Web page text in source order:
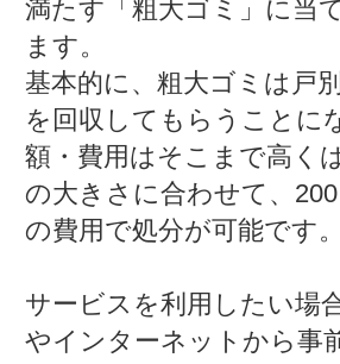
満たす「粗大ゴミ」に当
ます。
基本的に、粗大ゴミは戸
を回収してもらうことに
額・費用はそこまで高く
の大きさに合わせて、
の費用で処分が可能です。
サービスを利用したい場
やインターネットから事